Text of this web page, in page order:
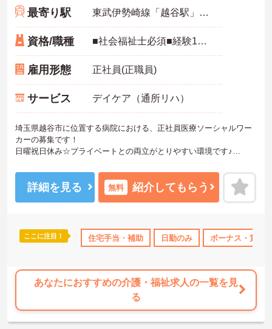
最寄り駅 東武伊勢崎線「越谷駅」徒歩11分
資格/職種 ■社会福祉士必須■経験1年以上必須
雇用形態 正社員(正職員)
サービス デイケア（通所リハ）
埼玉県越谷市に位置する病院における、正社員医療ソーシャルワー
カーの募集です！
日曜祝日休み☆プライベートとの両立がとりやすい環境です♪
たしますのでお気軽にご相談ください。
詳細を見る 無料 紹介してもらう
ここに注目！ 住宅手当・補助 日勤のみ ボーナス・賞与
あなたにおすすめの介護・福祉求人の一覧を見
る